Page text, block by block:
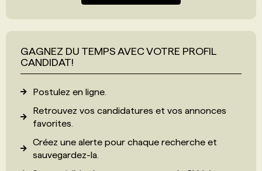
GAGNEZ DU TEMPS AVEC VOTRE PROFIL
CANDIDAT!
Postulez en ligne.
Retrouvez vos candidatures et vos annonces
favorites.
Créez une alerte pour chaque recherche et
sauvegardez-la.